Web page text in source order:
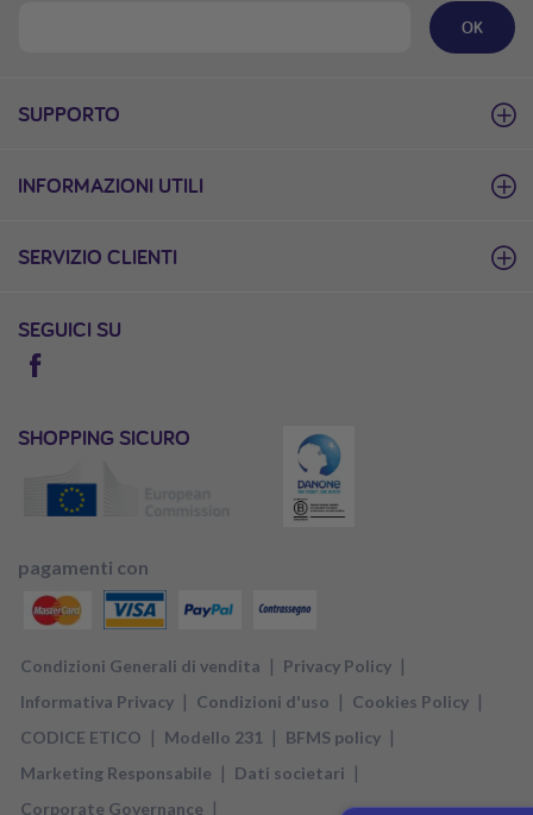
OK
SUPPORTO
INFORMAZIONI UTILI
SERVIZIO CLIENTI
SEGUICI SU
SHOPPING SICURO
pagamenti con
Condizioni Generali di vendita | Privacy Policy |
Informativa Privacy | Condizioni d'uso | Cookies Policy |
CODICE ETICO | Modello 231 | BFMS policy |
Marketing Responsabile | Dati societari |
Corporate Governance |